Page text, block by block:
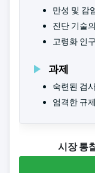
만성 및 감
진단 기술
고령화 인
과제
숙련된 검
엄격한 규
시장 통